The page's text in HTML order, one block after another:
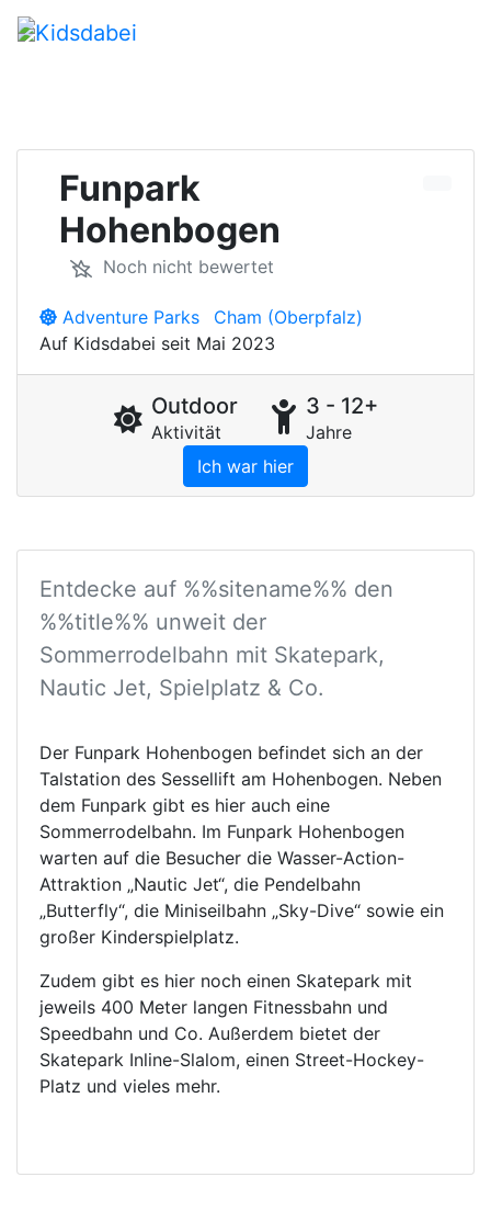
Funpark
Hohenbogen
Noch nicht bewertet
Adventure Parks
Cham (Oberpfalz)
Auf Kidsdabei seit Mai 2023
Outdoor
Aktivität
3 - 12+
Jahre
Ich war hier
Entdecke auf %%sitename%% den
%%title%% unweit der
Sommerrodelbahn mit Skatepark,
Nautic Jet, Spielplatz & Co.
Der Funpark Hohenbogen befindet sich an der
Talstation des Sessellift am Hohenbogen. Neben
dem Funpark gibt es hier auch eine
Sommerrodelbahn. Im Funpark Hohenbogen
warten auf die Besucher die Wasser-Action-
Attraktion „Nautic Jet“, die Pendelbahn
„Butterfly“, die Miniseilbahn „Sky-Dive“ sowie ein
großer Kinderspielplatz.
Zudem gibt es hier noch einen Skatepark mit
jeweils 400 Meter langen Fitnessbahn und
Speedbahn und Co. Außerdem bietet der
Skatepark Inline-Slalom, einen Street-Hockey-
Platz und vieles mehr.